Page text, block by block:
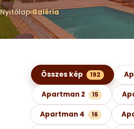
Nyitólap Galéria
Képgaléria
Összes kép 192
Apartman 2 15
Apartman 4 16